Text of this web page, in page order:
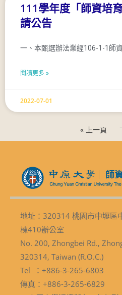
111學年度「師資培
請公告
一、本甄選辦法業經106-1-1師
閱讀更多 »
2022-07-01
« 上一頁
地址：320314 桃園市中壢區
棟410辦公室
No. 200, Zhongbei Rd.,
320314, Taiwan (R.O.C.)
Tel ：+886-3-265-6803
傳真：+886-3-265-6829